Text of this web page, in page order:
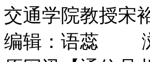
交通学院教授宋
编辑：语蕊 浏